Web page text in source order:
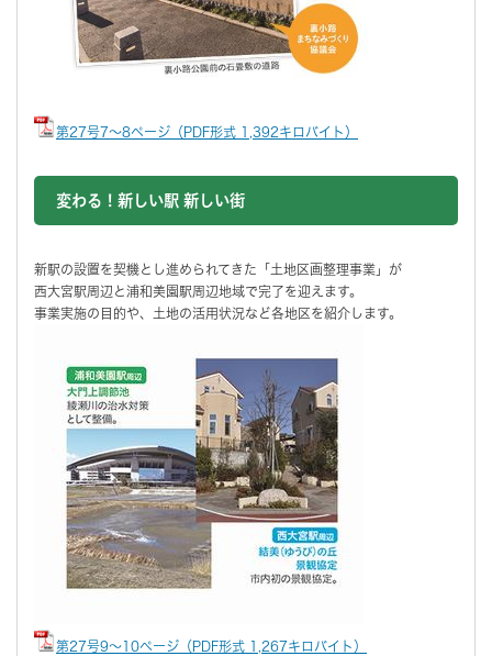
第27号7～8ページ（PDF形式 1,392キロバイト）
変わる！新しい駅 新しい街
新駅の設置を契機とし進められてきた「土地区画整理事業」が
西大宮駅周辺と浦和美園駅周辺地域で完了を迎えます。
事業実施の目的や、土地の活用状況など各地区を紹介します。
第27号9～10ページ（PDF形式 1,267キロバイト）